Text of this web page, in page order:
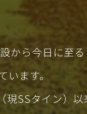
から今日に至る
ます。
SSタイン）以